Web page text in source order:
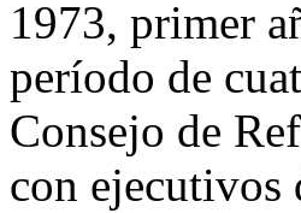
1973, primer
período de
Consejo de
con ejecutivos